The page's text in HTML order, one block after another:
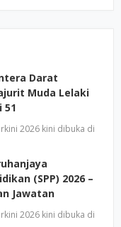
Darat
Muda Lelaki
51
2026 kini dibuka di
(SPP) 2026 –
Jawatan
2026 kini dibuka di